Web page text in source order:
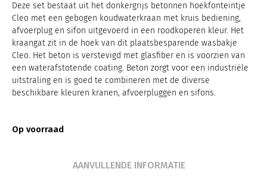
Deze set bestaat uit het donkergrijs betonnen hoekfonteintje
Cleo met een gebogen koudwaterkraan met kruis bediening,
afvoerplug en sifon uitgevoerd in een roodkoperen kleur. Het
kraangat zit in de hoek van dit plaatsbesparende wasbakje
Cleo. Het beton is verstevigd met glasfiber en is voorzien van
een waterafstotende coating. Beton zorgt voor een industriële
uitstraling en is goed te combineren met de diverse
beschikbare kleuren kranen, afvoerpluggen en sifons.
Op voorraad
AANVULLENDE INFORMATIE